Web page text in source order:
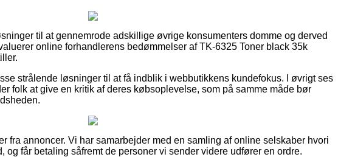
til at gennemrode adskillige øvrige konsumenters domme og derved
online forhandlerens bedømmelser af TK-6325 Toner black 35k
strålende løsninger til at få indblik i webbutikkens kundefokus. I øvrigt ses
folk at give en kritik af deres købsoplevelse, som på samme måde bør
fra annoncer. Vi har samarbejder med en samling af online selskaber hvori
og får betaling såfremt de personer vi sender videre udfører en ordre.